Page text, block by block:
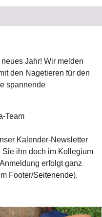
Jahr! Wir melden
den Nagetieren für den
spannende
Team
Kalender-Newsletter
Sie ihn doch im Kollegium
erfolgt ganz
Footer/Seitenende).